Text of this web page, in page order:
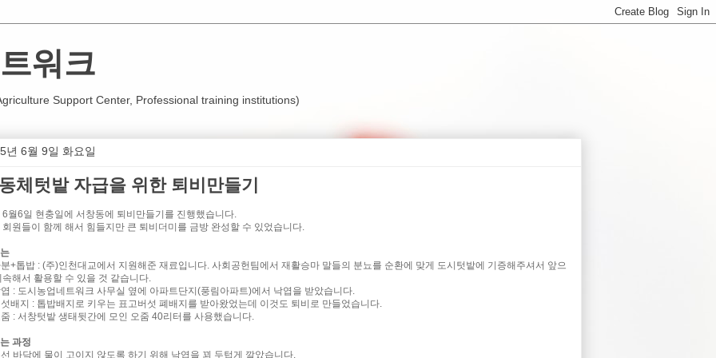
워크
Support Center, Professional training institutions)
년 6월 9일 화요일
체텃밭 자급을 위한 퇴비만들기
6월6일 현충일에 서창동에 퇴비만들기를 진행했습니다.
회원들이 함께 해서 힘들지만 큰 퇴비더미를 금방 완성할 수 있었습니다.
+톱밥 : (주)인천대교에서 지원해준 재료입니다. 사회공헌팀에서 재활승마 말들의 분뇨를 순환에 맞게 도시텃밭에 기증해주셔서 앞으
속해서 활용할 수 있을 것 같습니다.
: 도시농업네트워크 사무실 옆에 아파트단지(풍림아파트)에서 낙엽을 받았습니다.
배지 : 톱밥배지로 키우는 표고버섯 폐배지를 받아왔었는데 이것도 퇴비로 만들었습니다.
: 서창텃밭 생태뒷간에 모인 오줌 40리터를 사용했습니다.
과정
바닥에 물이 고이지 않도록 하기 위해 낙엽을 꾀 두텁게 깔았습니다.